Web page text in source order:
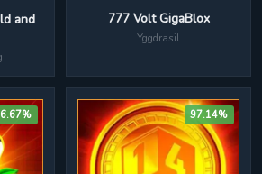
and
777 Volt GigaBlox
Yggdrasil
97.14%